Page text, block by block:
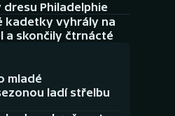
Philadelphie
kadetky vyhrály na
a skončily čtrnácté
mladé
ladí střelbu